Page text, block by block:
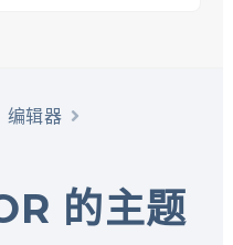
编辑器
的主题